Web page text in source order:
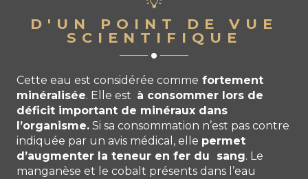
D'UN POINT DE VUE
SCIENTIFIQUE
Cette eau est considérée comme fortement
minéralisée. Elle est à consommer lors de
déficit important de minéraux dans
l’organisme. Si sa consommation n’est pas contre
indiquée par un avis médical, elle permet
d’augmenter la teneur en fer du sang. Le
manganèse et le cobalt présents dans l’eau